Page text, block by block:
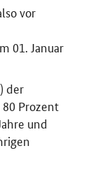
vor
01. Januar
der
Prozent
und